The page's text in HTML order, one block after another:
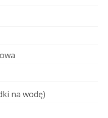
na wodę)